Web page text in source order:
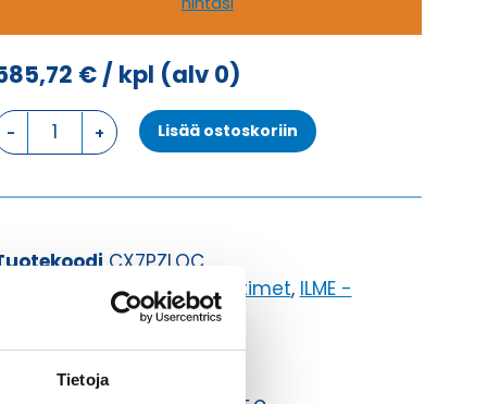
Tietoja
€/ kpl (alv 0)
PAIKANNULISÄKE
PAIKANNUSLISÄKE
Lisää ostoskoriin
CX7PZLOC
ILME -moninapaliittimet, ILME -
Työkalut